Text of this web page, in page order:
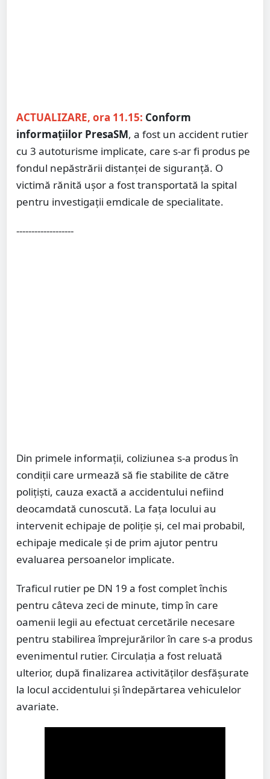
ACTUALIZARE, ora 11.15: Conform
informațiilor PresaSM, a fost un accident rutier
cu 3 autoturisme implicate, care s-ar fi produs pe
fondul nepăstrării distanței de siguranță. O
victimă rănită ușor a fost transportată la spital
pentru investigații emdicale de specialitate.
-------------------
Din primele informații, coliziunea s-a produs în
condiții care urmează să fie stabilite de către
polițiști, cauza exactă a accidentului nefiind
deocamdată cunoscută. La fața locului au
intervenit echipaje de poliție și, cel mai probabil,
echipaje medicale și de prim ajutor pentru
evaluarea persoanelor implicate.
Traficul rutier pe DN 19 a fost complet închis
pentru câteva zeci de minute, timp în care
oamenii legii au efectuat cercetările necesare
pentru stabilirea împrejurărilor în care s-a produs
evenimentul rutier. Circulația a fost reluată
ulterior, după finalizarea activităților desfășurate
la locul accidentului și îndepărtarea vehiculelor
avariate.